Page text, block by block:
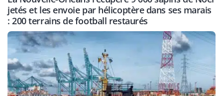
jetés et les envoie par hélicoptère dans ses marais
: 200 terrains de football restaurés